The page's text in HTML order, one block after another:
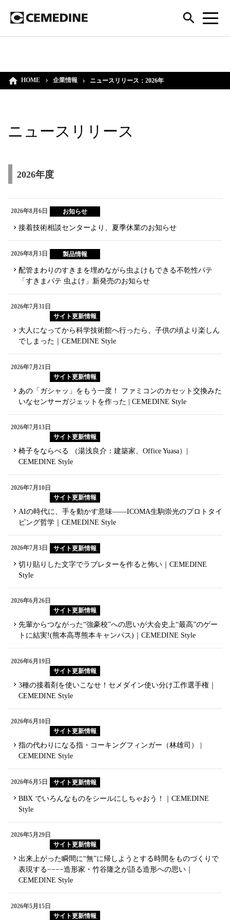
HOME 企業情報 ニュースリリース：2026年
ニュースリリース
2026年度
2026年8月6日 お知らせ
接着技術相談センターより、夏季休業のお知らせ
2026年8月3日 製品情報
配管まわりのすきまを埋めながら虫よけもできる不乾性パテ
「すきまパテ 虫よけ」新発売のお知らせ
2026年7月31日
サイト更新情報
大人になってから科学技術館へ行ったら、子供の頃より楽しん
でしまった｜CEMEDINE Style
2026年7月21日
サイト更新情報
あの「ガシャッ」をもう一度！ ファミコンのカセット交換みた
いなセンサーガジェットを作った | CEMEDINE Style
2026年7月13日
サイト更新情報
椅子をならべる （湯浅良介：建築家、Office Yuasa）|
CEMEDINE Style
2026年7月10日
サイト更新情報
AIの時代に、手を動かす意味——ICOMA生駒崇光のプロトタイ
ピング哲学｜CEMEDINE Style
2026年7月3日 サイト更新情報
切り貼りした文字でラブレターを作ると怖い｜CEMEDINE
Style
2026年6月26日
サイト更新情報
先輩からつながった“強豪校”への思いが大会史上“最高”のゲー
トに結実!(熊本高専熊本キャンパス)｜CEMEDINE Style
2026年6月19日
サイト更新情報
3種の接着剤を使いこなせ！セメダイン使い分け工作選手権｜
CEMEDINE Style
2026年6月10日
サイト更新情報
指の代わりになる指・コーキングフィンガー（林雄司） |
CEMEDINE Style
2026年6月5日 サイト更新情報
BBX でいろんなものをシールにしちゃおう！｜CEMEDINE
Style
2026年5月29日
サイト更新情報
出来上がった瞬間に“無”に帰しようとする時間をものづくりで
表現する−−−−造形家・竹谷隆之が語る造形への思い｜
CEMEDINE Style
2026年5月15日
サイト更新情報